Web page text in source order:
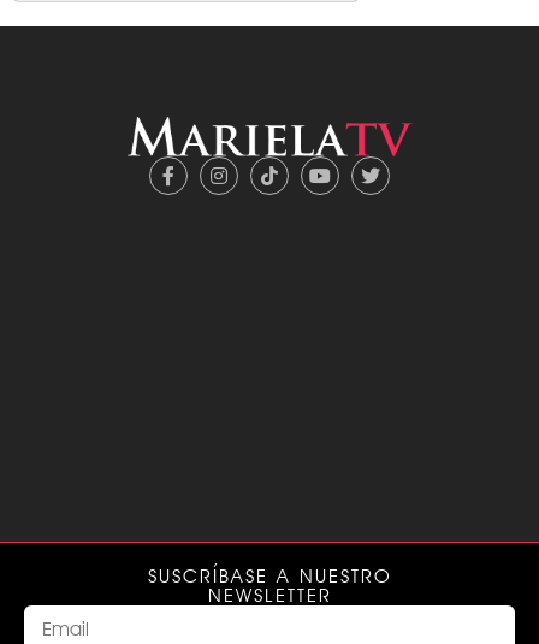
SUSCRÍBASE A NUESTRO
NEWSLETTER